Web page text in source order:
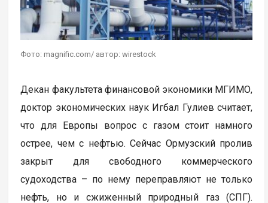
Фото: magnific.com/ автор: wirestock
Декан факультета финансовой экономики МГИМО,
доктор экономических наук Игбал Гулиев считает,
что для Европы вопрос с газом стоит намного
острее, чем с нефтью. Сейчас Ормузский пролив
закрыт для свободного коммерческого
судоходства – по нему переправляют не только
нефть, но и сжиженный природный газ (СПГ).